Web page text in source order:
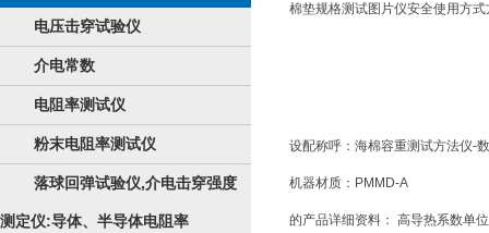
电压击穿试验仪
介电常数
电阻率测试仪
粉末电阻率测试仪
落球回弹试验仪,介电击穿强度
测定仪:导体、半导体电阻率
棉垫规格测试图片仪安全使用方式
设配称呼：海棉容重测试方法仪-
机器材质：PMMD-A
的产品详细资料： 高导热系数单